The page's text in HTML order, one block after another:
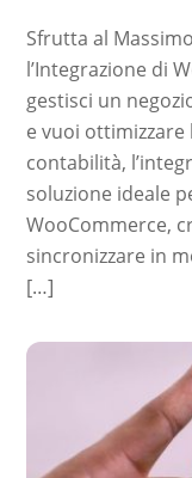
Sfrutta al
l’Integrazione di
gestisci un
e vuoi ottimizzare
contabilità,
soluzione ideale
WooCommerce,
sincronizzare in
[…]